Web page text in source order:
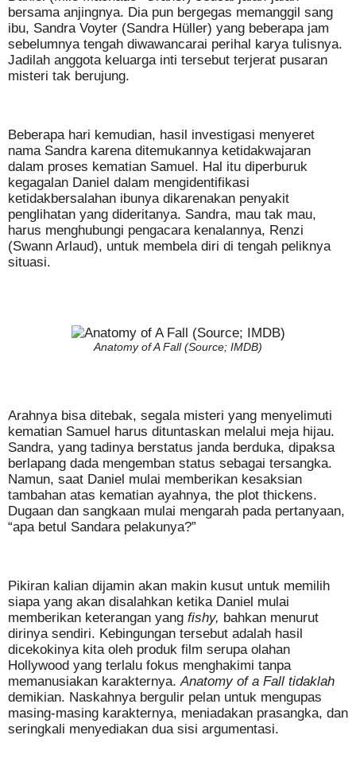
bersama anjingnya. Dia pun bergegas memanggil sang
ibu, Sandra Voyter (Sandra Hüller) yang beberapa jam
sebelumnya tengah diwawancarai perihal karya tulisnya.
Jadilah anggota keluarga inti tersebut terjerat pusaran
misteri tak berujung.
Beberapa hari kemudian, hasil investigasi menyeret
nama Sandra karena ditemukannya ketidakwajaran
dalam proses kematian Samuel. Hal itu diperburuk
kegagalan Daniel dalam mengidentifikasi
ketidakbersalahan ibunya dikarenakan penyakit
penglihatan yang dideritanya. Sandra, mau tak mau,
harus menghubungi pengacara kenalannya, Renzi
(Swann Arlaud), untuk membela diri di tengah peliknya
situasi.
Anatomy of A Fall (Source; IMDB)
Arahnya bisa ditebak, segala misteri yang menyelimuti
kematian Samuel harus dituntaskan melalui meja hijau.
Sandra, yang tadinya berstatus janda berduka, dipaksa
berlapang dada mengemban status sebagai tersangka.
Namun, saat Daniel mulai memberikan kesaksian
tambahan atas kematian ayahnya, the plot thickens.
Dugaan dan sangkaan mulai mengarah pada pertanyaan,
“apa betul Sandara pelakunya?”
Pikiran kalian dijamin akan makin kusut untuk memilih
siapa yang akan disalahkan ketika Daniel mulai
memberikan keterangan yang fishy, bahkan menurut
dirinya sendiri. Kebingungan tersebut adalah hasil
dicekokinya kita oleh produk film serupa olahan
Hollywood yang terlalu fokus menghakimi tanpa
memanusiakan karakternya.Anatomy of a Fall tidaklah
demikian. Naskahnya bergulir pelan untuk mengupas
masing-masing karakternya, meniadakan prasangka, dan
seringkali menyediakan dua sisi argumentasi.